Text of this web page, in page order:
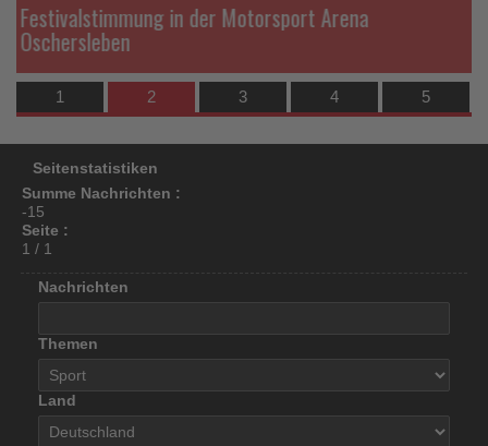
Motorsport Arena Die Isar als Bühne für
1 2 3 4 5
Seitenstatistiken
Summe Nachrichten :
-15
Seite :
1 / 1
Nachrichten
Themen
Land